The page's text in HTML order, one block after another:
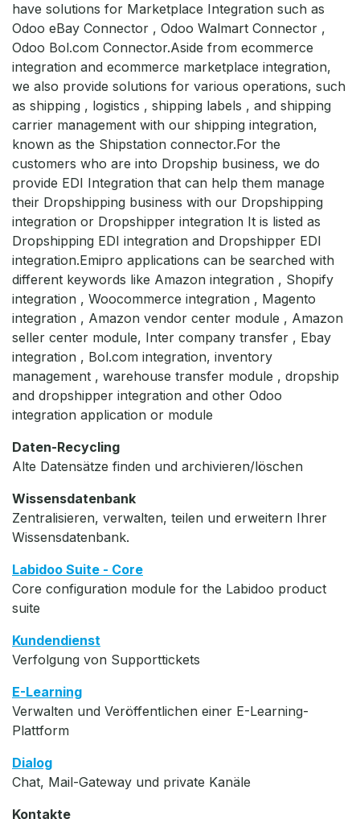
have solutions for Marketplace Integration such as
Odoo eBay Connector , Odoo Walmart Connector ,
Odoo Bol.com Connector.Aside from ecommerce
integration and ecommerce marketplace integration,
we also provide solutions for various operations, such
as shipping , logistics , shipping labels , and shipping
carrier management with our shipping integration,
known as the Shipstation connector.For the
customers who are into Dropship business, we do
provide EDI Integration that can help them manage
their Dropshipping business with our Dropshipping
integration or Dropshipper integration It is listed as
Dropshipping EDI integration and Dropshipper EDI
integration.Emipro applications can be searched with
different keywords like Amazon integration , Shopify
integration , Woocommerce integration , Magento
integration , Amazon vendor center module , Amazon
seller center module, Inter company transfer , Ebay
integration , Bol.com integration, inventory
management , warehouse transfer module , dropship
and dropshipper integration and other Odoo
integration application or module
Daten-Recycling
Alte Datensätze finden und archivieren/löschen
Wissensdatenbank
Zentralisieren, verwalten, teilen und erweitern Ihrer
Wissensdatenbank.
Labidoo Suite - Core
Core configuration module for the Labidoo product
suite
Kundendienst
Verfolgung von Supporttickets
E-Learning
Verwalten und Veröffentlichen einer E-Learning-
Plattform
Dialog
Chat, Mail-Gateway und private Kanäle
Kontakte